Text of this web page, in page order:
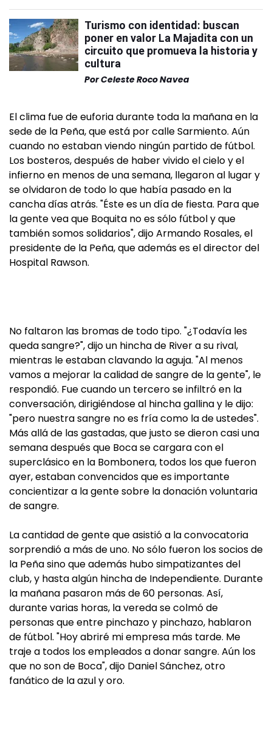
Turismo con identidad: buscan
poner en valor La Majadita con un
circuito que promueva la historia y
cultura
PorCeleste Roco Navea
El clima fue de euforia durante toda la mañana en la
sede de la Peña, que está por calle Sarmiento. Aún
cuando no estaban viendo ningún partido de fútbol.
Los bosteros, después de haber vivido el cielo y el
infierno en menos de una semana, llegaron al lugar y
se olvidaron de todo lo que había pasado en la
cancha días atrás. "Éste es un día de fiesta. Para que
la gente vea que Boquita no es sólo fútbol y que
también somos solidarios", dijo Armando Rosales, el
presidente de la Peña, que además es el director del
Hospital Rawson.
No faltaron las bromas de todo tipo. "¿Todavía les
queda sangre?", dijo un hincha de River a su rival,
mientras le estaban clavando la aguja. "Al menos
vamos a mejorar la calidad de sangre de la gente", le
respondió. Fue cuando un tercero se infiltró en la
conversación, dirigiéndose al hincha gallina y le dijo:
"pero nuestra sangre no es fría como la de ustedes".
Más allá de las gastadas, que justo se dieron casi una
semana después que Boca se cargara con el
superclásico en la Bombonera, todos los que fueron
ayer, estaban convencidos que es importante
concientizar a la gente sobre la donación voluntaria
de sangre.
La cantidad de gente que asistió a la convocatoria
sorprendió a más de uno. No sólo fueron los socios de
la Peña sino que además hubo simpatizantes del
club, y hasta algún hincha de Independiente. Durante
la mañana pasaron más de 60 personas. Así,
durante varias horas, la vereda se colmó de
personas que entre pinchazo y pinchazo, hablaron
de fútbol. "Hoy abriré mi empresa más tarde. Me
traje a todos los empleados a donar sangre. Aún los
que no son de Boca", dijo Daniel Sánchez, otro
fanático de la azul y oro.